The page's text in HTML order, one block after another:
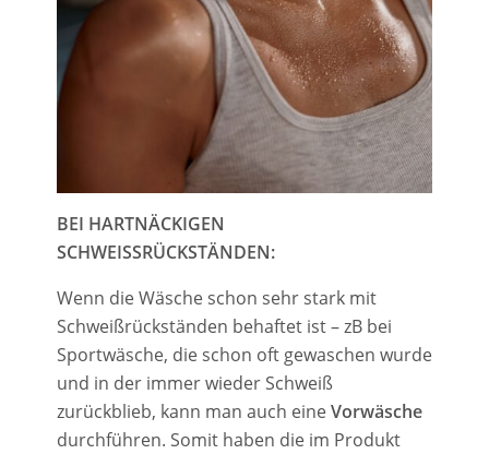
BEI HARTNÄCKIGEN
SCHWEISSRÜCKSTÄNDEN:
Wenn die Wäsche schon sehr stark mit
Schweißrückständen behaftet ist – zB bei
Sportwäsche, die schon oft gewaschen wurde
und in der immer wieder Schweiß
zurückblieb, kann man auch eineVorwäsche
durchführen. Somit haben die im Produkt